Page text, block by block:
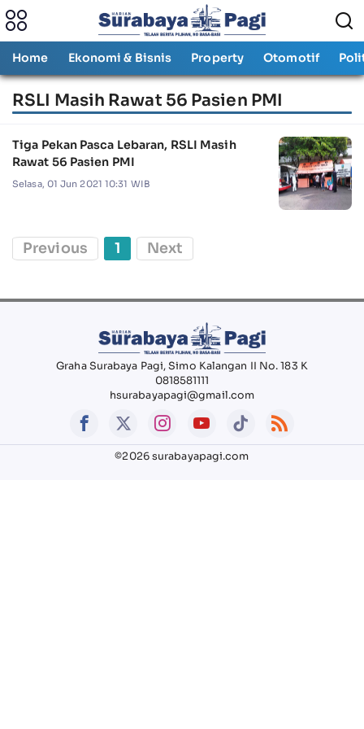
Home Ekonomi & Bisnis Property Otomotif
RSLI Masih Rawat 56 Pasien PMI
Tiga Pekan Pasca Lebaran, RSLI Masih
Rawat 56 Pasien PMI
Selasa, 01 Jun 2021 10:31 WIB
Previous 1 Next
Graha Surabaya Pagi, Simo Kalangan II No. 183 K
0818581111
hsurabayapagi@gmail.com
©2026 surabayapagi.com